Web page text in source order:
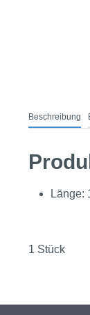
Beschreibung
Länge:
1 Stück